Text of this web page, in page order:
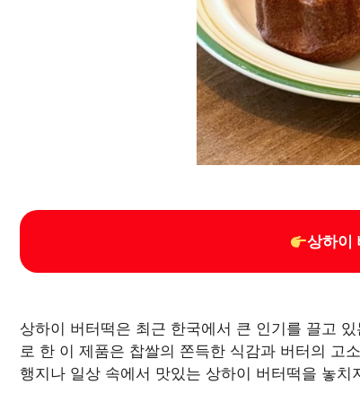
상하이
상하이 버터떡은 최근 한국에서 큰 인기를 끌고
로 한 이 제품은 찹쌀의 쫀득한 식감과 버터의 고
행지나 일상 속에서 맛있는 상하이 버터떡을 놓